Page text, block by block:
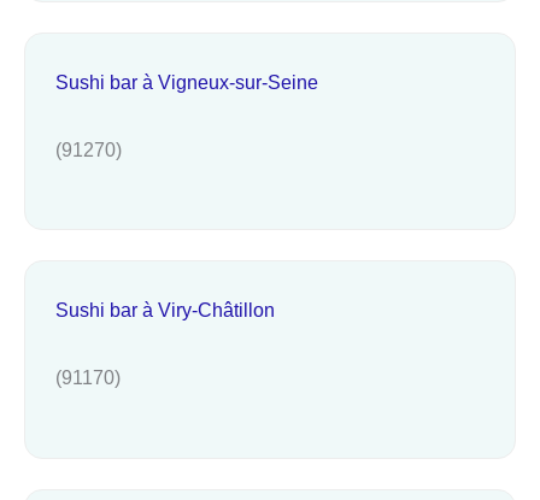
Sushi bar à Vigneux-sur-Seine
(91270)
Sushi bar à Viry-Châtillon
(91170)